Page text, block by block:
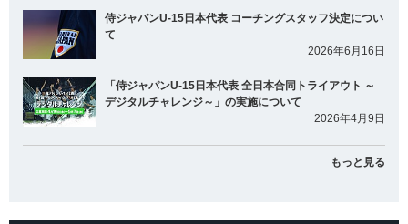
侍ジャパンU-15日本代表 コーチングスタッフ決定につい
て
2026年6月16日
「侍ジャパンU-15日本代表 全日本合同トライアウト ～
デジタルチャレンジ～」の実施について
2026年4月9日
もっと見る